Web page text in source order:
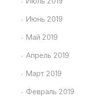
Июнь 2019
Май 2019
Апрель 2019
Март 2019
Февраль 2019